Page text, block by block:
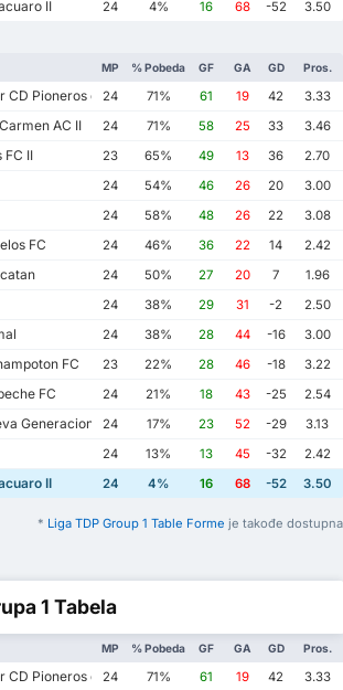
II 24 4% 16 68 -52 3.50
MP % Pobeda GF GA GD Pros.
CD Pioneros de Cancun II
24 71% 61 19 42
3.33
AC II 24 71% 58 25 33
3.46
FC II 23 65% 49 13 36
2.70
24 54% 46 26 20
3.00
24 58% 48 26 22
3.08
FC 24 46% 36 22 14
2.42
24 50% 27 20 7
1.96
24 38% 29 31 -2
2.50
24 38% 28 44 -16
3.00
FC 23 22% 28 46 -18
3.22
FC 24 21% 18 43 -25
2.54
Generacion 24 17% 23 52 -29
3.13
24 13% 13 45 -32
2.42
II 24 4% 16 68 -52 3.50
* Liga TDP Group 1 Table Forme je takođe dostupna
1 Tabela
MP % Pobeda GF GA GD Pros.
CD Pioneros de Cancun II
24 71% 61 19 42
3.33